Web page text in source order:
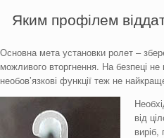
Яким профілем
Основна мета установки ролет –
можливого вторгнення. На безпеці
необов’язкові функції теж не
від